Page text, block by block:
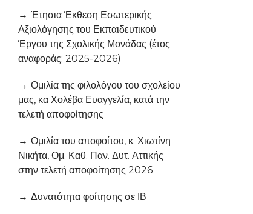
Έτησια Έκθεση Εσωτερικής
Αξιολόγησης του Εκπαιδευτικού
Έργου της Σχολικής Μονάδας (έτος
αναφοράς: 2025-2026)
Ομιλία της φιλολόγου του σχολείου
μας, κα Χολέβα Ευαγγελία, κατά την
τελετή αποφοίτησης
Ομιλία του αποφοίτου, κ. Χιωτίνη
Νικήτα, Ομ. Καθ. Παν. Δυτ. Αττικής
στην τελετή αποφοίτησης 2026
Δυνατότητα φοίτησης σε ΙΒ